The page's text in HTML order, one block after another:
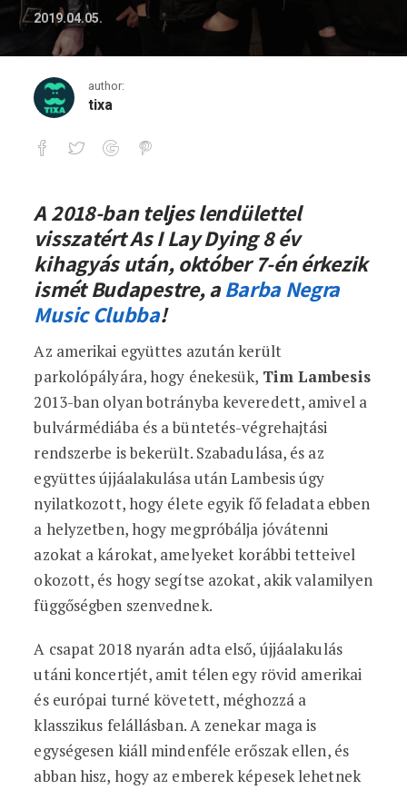
2019.04.05.
author:
tixa
As I Lay Dying: 8 év után újra
A 2018-ban teljes lendülettel
visszatért As I Lay Dying 8 év
kihagyás után, október 7-én érkezik
ismét Budapestre, aBarba Negra
Music Clubba!
Az amerikai együttes azután került
parkolópályára, hogy énekesük, Tim Lambesis
2013-ban olyan botrányba keveredett, amivel a
bulvármédiába és a büntetés-végrehajtási
rendszerbe is bekerült. Szabadulása, és az
együttes újjáalakulása után Lambesis úgy
nyilatkozott, hogy élete egyik fő feladata ebben
a helyzetben, hogy megpróbálja jóvátenni
azokat a károkat, amelyeket korábbi tetteivel
okozott, és hogy segítse azokat, akik valamilyen
függőségben szenvednek.
A csapat 2018 nyarán adta első, újjáalakulás
utáni koncertjét, amit télen egy rövid amerikai
és európai turné követett, méghozzá a
klasszikus felállásban. A zenekar maga is
egységesen kiáll mindenféle erőszak ellen, és
abban hisz, hogy az emberek képesek lehetnek